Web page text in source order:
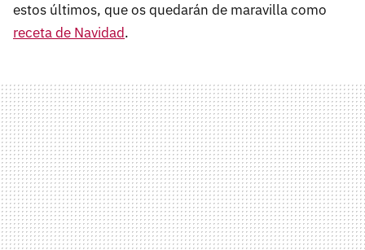
estos últimos, que os quedarán de maravilla como
receta de Navidad.